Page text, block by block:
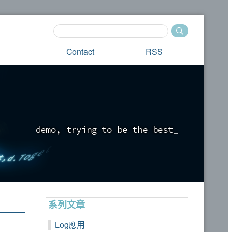
Contact RSS
demo, tryi ng to be the best
系列文章
Log應用